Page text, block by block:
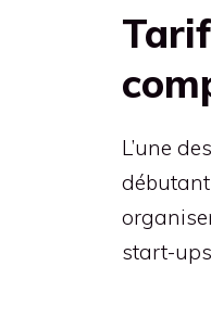
L’une
start-